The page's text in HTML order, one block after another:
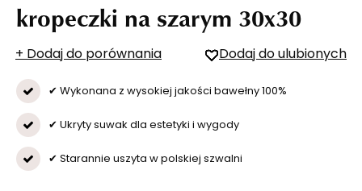
kropeczki na szarym 30x30
+ Dodaj do porównania Dodaj do ulubionych
✔ Wykonana z wysokiej jakości bawełny 100%
✔ Ukryty suwak dla estetyki i wygody
✔ Starannie uszyta w polskiej szwalni